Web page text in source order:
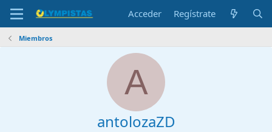
Acceder Regístrate
Miembros
A
antolozaZD